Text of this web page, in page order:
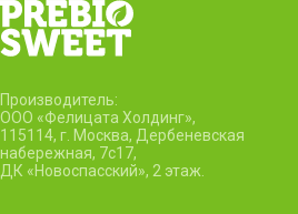
Производитель:
ООО «Фелицата Холдинг»,
115114, г. Москва, Дербеневская
набережная, 7c17,
ДК «Новоспасский», 2 этаж.